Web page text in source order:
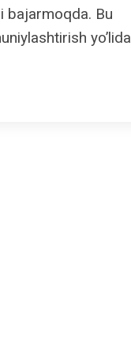
bajarmoqda. Bu
yo’lida